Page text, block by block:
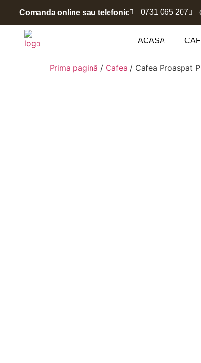
Comanda online sau telefonic 0731 065 207
ACASA
Prima pagină / Cafea / Cafea Proaspat